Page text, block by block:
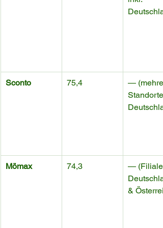
Sconto 75,4
—
Standorte
Mömax 74,3
—
&